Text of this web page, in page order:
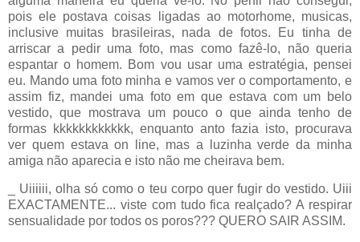
pois ele postava coisas ligadas ao motorhome, musicas,
inclusive muitas brasileiras, nada de fotos. Eu tinha de
arriscar a pedir uma foto, mas como fazê-lo, não queria
espantar o homem. Bom vou usar uma estratégia, pensei
eu. Mando uma foto minha e vamos ver o comportamento, e
assim fiz, mandei uma foto em que estava com um belo
vestido, que mostrava um pouco o que ainda tenho de
formas kkkkkkkkkkkk, enquanto anto fazia isto, procurava
ver quem estava on line, mas a luzinha verde da minha
amiga não aparecia e isto não me cheirava bem.
_ Uiiiiii, olha só como o teu corpo quer fugir do vestido. Uiii
EXACTAMENTE... viste com tudo fica realçado? A respirar
sensualidade por todos os poros??? QUERO SAIR ASSIM.